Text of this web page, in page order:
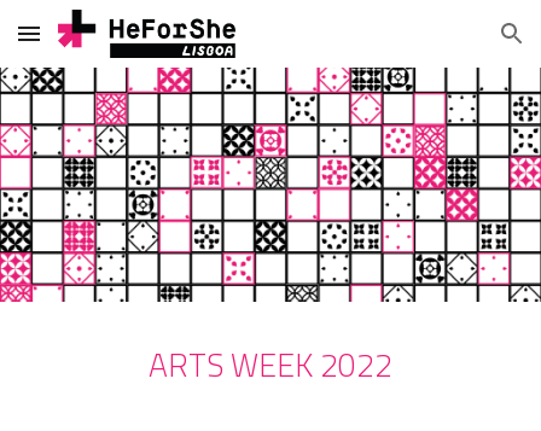
Skip to main content Skip to navigation
ARTS WEEK 2022